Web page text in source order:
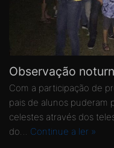
Observação
Com a participação de
pais de alunos puderam
celestes através dos
do… Continue a ler »